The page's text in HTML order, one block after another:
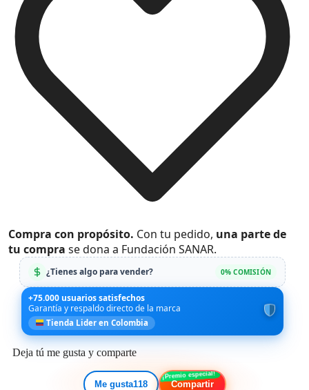
Compra con propósito. Con tu pedido, una parte de
tu compra se dona a Fundación SANAR.
¿Tienes algo para vender? 0% COMISIÓN
+75.000 usuarios satisfechos
Garantía y respaldo directo de la marca
Tienda Lider en Colombia
Deja tú me gusta y comparte
Me gusta118 Compartir